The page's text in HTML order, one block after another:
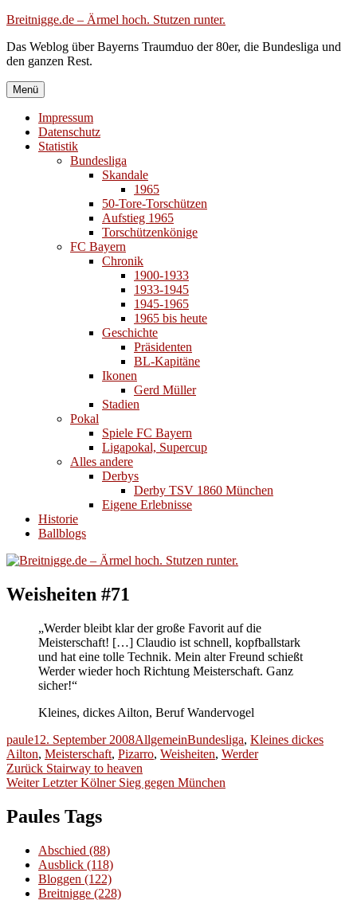
Zum
springen
Breitnigge.de – Ärmel hoch. Stutzen runter.
Das Weblog über Bayerns Traumduo der 80er, die Bundesliga und
den ganzen Rest.
Menü
Impressum
Datenschutz
Statistik
Bundesliga
Skandale
1965
50-Tore-Torschützen
Aufstieg 1965
Torschützenkönige
FC Bayern
Chronik
1900-1933
1933-1945
1945-1965
1965 bis heute
Geschichte
Präsidenten
BL-Kapitäne
Ikonen
Gerd Müller
Stadien
Pokal
Spiele FC Bayern
Ligapokal, Supercup
Alles andere
Derbys
Derby TSV 1860 München
Eigene Erlebnisse
Historie
Ballblogs
Weisheiten #71
„Werder bleibt klar der große Favorit auf die
Meisterschaft! […] Claudio ist schnell, kopfballstark
und hat eine tolle Technik. Mein alter Freund schießt
Werder wieder hoch Richtung Meisterschaft. Ganz
sicher!“
Kleines, dickes Ailton, Beruf Wandervogel
Autor
pauleVeröffentlicht
am
12. September 2008Kategorien
AllgemeinSchlagwörter
Bundesliga, Kleines dickes
Ailton, Meisterschaft, Pizarro, Weisheiten, Werder
Beitragsnavigation
Zurück Vorheriger
Beitrag:
Stairway to heaven
Weiter Nächster
Letzter Kölner Sieg gegen München
Paules Tags
Abschied (88)
Ausblick (118)
Bloggen (122)
Breitnigge (228)